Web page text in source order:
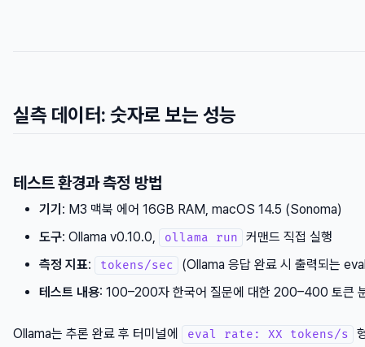
실측 데이터: 숫자로 보는 성능
테스트 환경과 측정 방법
기기 : M3 맥북 에어 16GB RAM, macOS 14.5 (Sonoma)
도구: Ollama v0.10.0, ollama run
커맨드 직접 실행
측정 지표: tokens/sec
(Ollama 응답 완료 시 출력되는
테스트 내용: 100–200자 한국어 질문에 대한 200–400 토큰
Ollama는 추론 완료 후 터미널에 eval rate: XX tokens/s